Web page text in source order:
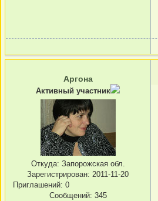
Аргона
Активный участник
Откуда: Запорожская обл.
Зарегистрирован: 2011-11-20
Приглашений: 0
Сообщений: 345